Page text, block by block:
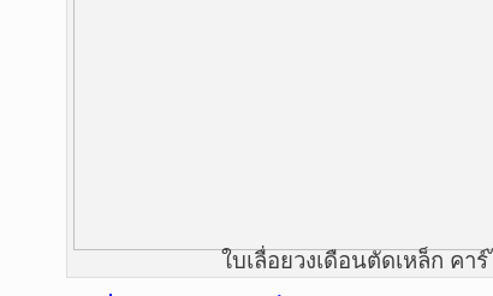
ใบเลื่อยวงเดือนตัดเหล็ก คา